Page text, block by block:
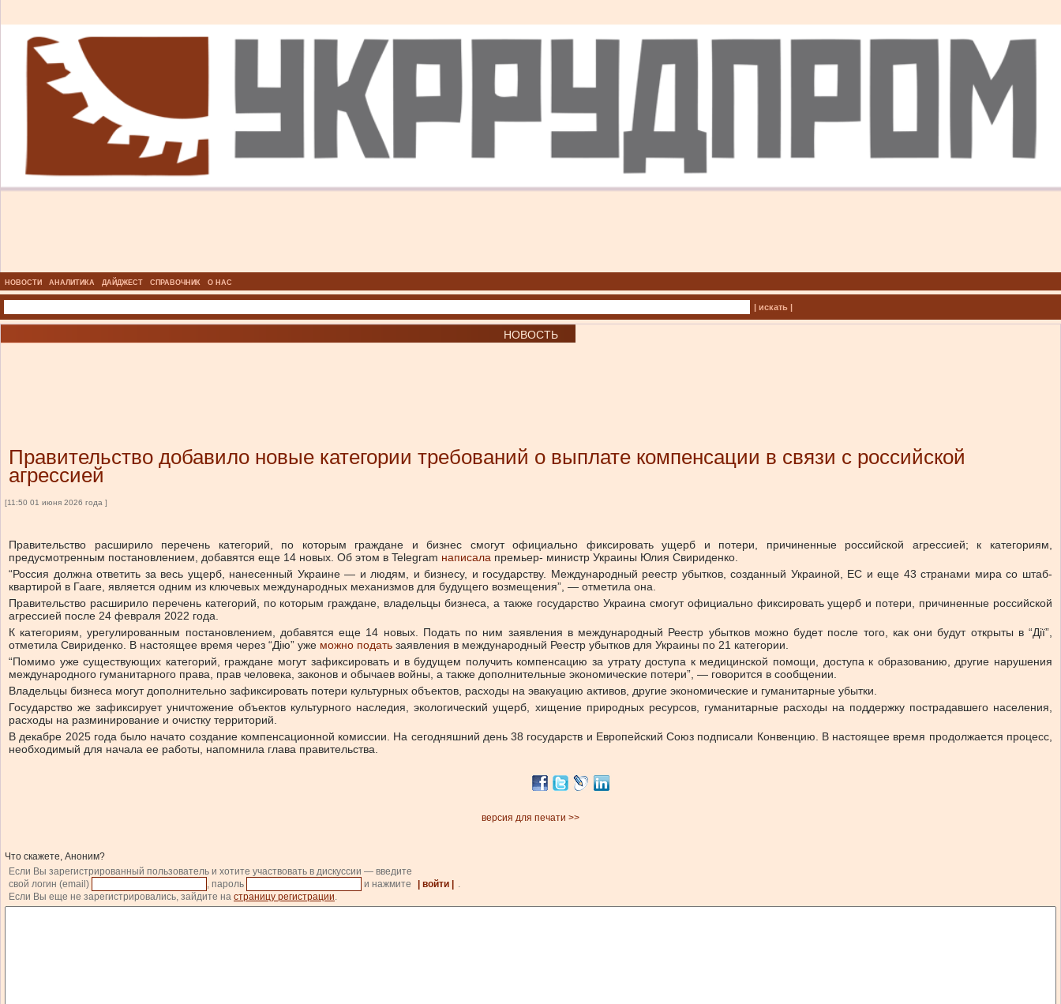
НОВОСТИ АНАЛИТИКА ДАЙДЖЕСТ СПРАВОЧНИК О НАС
| искать |
НОВОСТЬ
Правительство добавило новые категории требований о выплате компенсации в связи с российской
агрессией
[11:50 01 июня 2026 года ]
Правительство расширило перечень категорий, по которым граждане и бизнес смогут официально фиксировать ущерб и потери, причиненные российской агрессией; к категориям,
предусмотренным постановлением, добавятся еще 14 новых. Об этом в Telegram написала премьер- министр Украины Юлия Свириденко.
“Россия должна ответить за весь ущерб, нанесенный Украине — и людям, и бизнесу, и государству. Международный реестр убытков, созданный Украиной, ЕС и еще 43 странами мира со штаб-
квартирой в Гааге, является одним из ключевых международных механизмов для будущего возмещения”, — отметила она.
Правительство расширило перечень категорий, по которым граждане, владельцы бизнеса, а также государство Украина смогут официально фиксировать ущерб и потери, причиненные российской
агрессией после 24 февраля 2022 года.
К категориям, урегулированным постановлением, добавятся еще 14 новых. Подать по ним заявления в международный Реестр убытков можно будет после того, как они будут открыты в “Дії”,
отметила Свириденко. В настоящее время через “Дію” уже можно подать заявления в международный Реестр убытков для Украины по 21 категории.
“Помимо уже существующих категорий, граждане могут зафиксировать и в будущем получить компенсацию за утрату доступа к медицинской помощи, доступа к образованию, другие нарушения
международного гуманитарного права, прав человека, законов и обычаев войны, а также дополнительные экономические потери”, — говорится в сообщении.
Владельцы бизнеса могут дополнительно зафиксировать потери культурных объектов, расходы на эвакуацию активов, другие экономические и гуманитарные убытки.
Государство же зафиксирует уничтожение объектов культурного наследия, экологический ущерб, хищение природных ресурсов, гуманитарные расходы на поддержку пострадавшего населения,
расходы на разминирование и очистку территорий.
В декабре 2025 года было начато создание компенсационной комиссии. На сегодняшний день 38 государств и Европейский Союз подписали Конвенцию. В настоящее время продолжается процесс,
необходимый для начала ее работы, напомнила глава правительства.
версия для печати >>
Что скажете, Аноним?
Если Вы зарегистрированный пользователь и хотите участвовать в дискуссии — введите
свой логин (email)
, пароль и нажмите | войти |
.
Если Вы еще не зарегистрировались, зайдите на страницу регистрации.